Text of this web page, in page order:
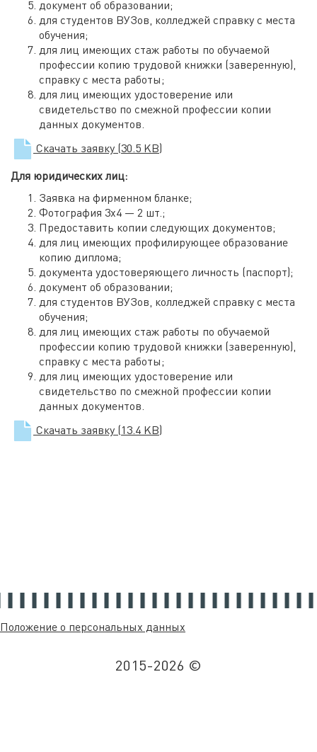
документ об образовании;
для студентов ВУЗов, колледжей справку с места
обучения;
для лиц имеющих стаж работы по обучаемой
профессии копию трудовой книжки (заверенную),
справку с места работы;
для лиц имеющих удостоверение или
свидетельство по смежной профессии копии
данных документов.
Скачать заявку (30.5 KB)
Для юридических лиц:
Заявка на фирменном бланке;
Фотография 3х4 — 2 шт.;
Предоставить копии следующих документов;
для лиц имеющих профилирующее образование
копию диплома;
документа удостоверяющего личность (паспорт);
документ об образовании;
для студентов ВУЗов, колледжей справку с места
обучения;
для лиц имеющих стаж работы по обучаемой
профессии копию трудовой книжки (заверенную),
справку с места работы;
для лиц имеющих удостоверение или
свидетельство по смежной профессии копии
данных документов.
Скачать заявку (13.4 KB)
Положение о персональных данных
2015-2026 ©